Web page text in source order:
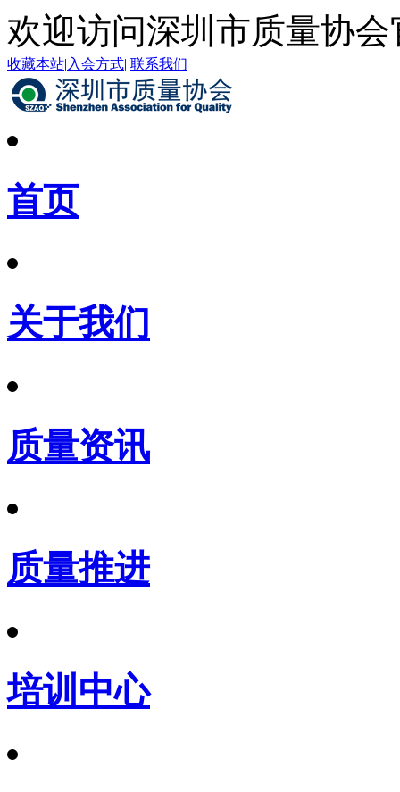
欢迎访问深圳市质量协会
收藏本站| 入会方式| 联系我们
首页
关于我们
质量资讯
质量推进
培训中心